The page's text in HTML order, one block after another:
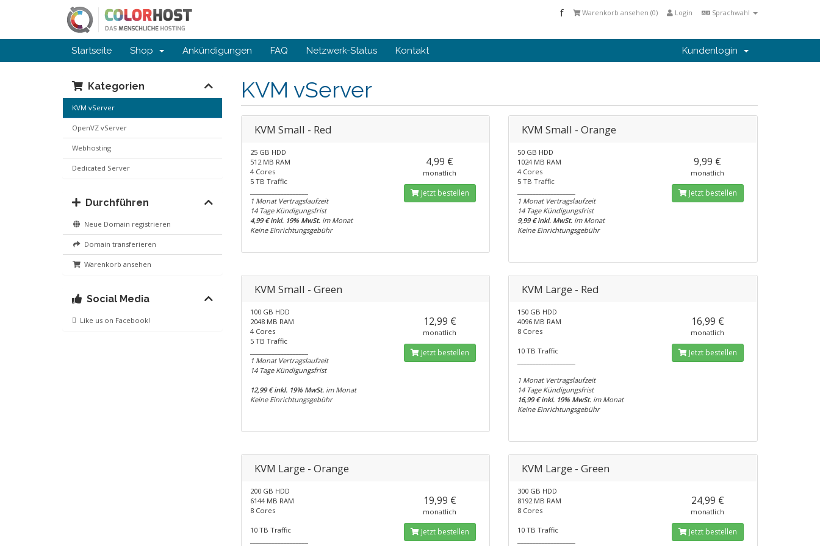
f Sprachwahl
Login
Warenkorb ansehen (0)
Startseite Shop Ankündigungen FAQ Netzwerk-Status Kontakt Kundenlogin
Kategorien
KVM vServer
OpenVZ vServer
Webhosting
Dedicated Server
Durchführen
Neue Domain registrieren
Domain transferieren
Warenkorb ansehen
Social Media
Like us on Facebook!
KVM vServer
KVM Small - Red
25 GB HDD
512 MB RAM
4 Cores
5 TB Traffic
1 Monat Vertragslaufzeit
14 Tage Kündigungsfrist
4,99 € inkl. 19% MwSt.im Monat
Keine Einrichtungsgebühr
4,99 €
monatlich
Jetzt bestellen
KVM Small - Orange
50 GB HDD
1024 MB RAM
4 Cores
5 TB Traffic
1 Monat Vertragslaufzeit
14 Tage Kündigungsfrist
9,99 € inkl. MwSt. im Monat
Keine Einrichtungsgebühr
9,99 €
monatlich
Jetzt bestellen
KVM Small - Green
100 GB HDD
2048 MB RAM
4 Cores
5 TB Traffic
1 Monat Vertragslaufzeit
14 Tage Kündigungsfrist
12,99 € inkl. 19% MwSt.im Monat
Keine Einrichtungsgebühr
12,99 €
monatlich
Jetzt bestellen
KVM Large - Red
150 GB HDD
4096 MB RAM
8 Cores
10 TB Traffic
1 Monat Vertragslaufzeit
14 Tage Kündigungsfrist
16,99 € inkl. 19% MwSt. im Monat
Keine Einrichtungsgebühr
16,99 €
monatlich
Jetzt bestellen
KVM Large - Orange
200 GB HDD
6144 MB RAM
8 Cores
10 TB Traffic
19,99 €
monatlich
Jetzt bestellen
KVM Large - Green
300 GB HDD
8192 MB RAM
8 Cores
10 TB Traffic
24,99 €
monatlich
Jetzt bestellen